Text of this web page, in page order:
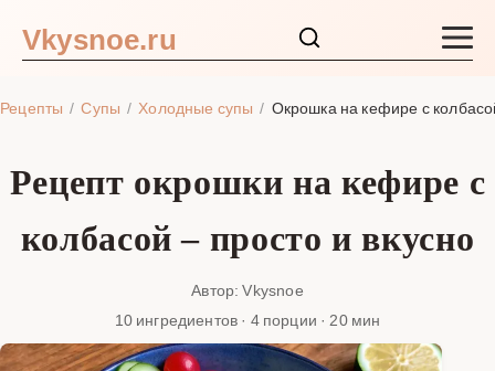
Vkysnoe.ru
Рецепты Супы Холодные супы Окрошка на кефире с
Рецепт окрошки на кефире с
колбасой – просто и вкусно
Автор: Vkysnoe
10 ингредиентов · 4 порции · 20 мин